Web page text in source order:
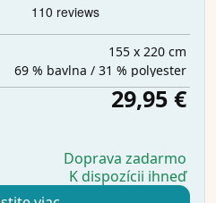
155 x 220 cm
69 % bavlna / 31 % polyester
29,95 €
Doprava zadarmo
K dispozícii ihneď